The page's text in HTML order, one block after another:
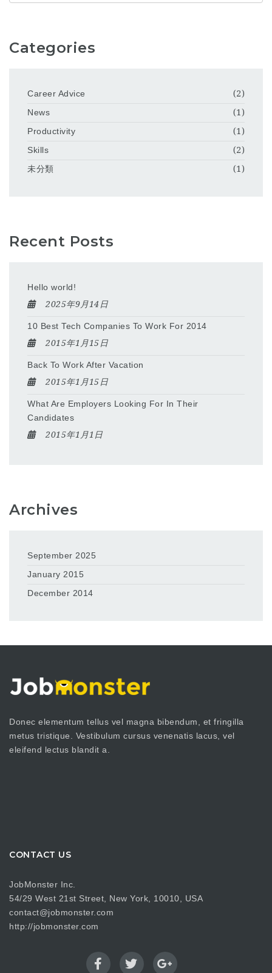
Categories
Career Advice
(2)
News
(1)
Productivity
(1)
Skills
(2)
未分類
(1)
Recent Posts
Hello world!
2025年9月14日
10 Best Tech Companies To Work For 2014
2015年1月15日
Back To Work After Vacation
2015年1月15日
What Are Employers Looking For In Their
Candidates
2015年1月1日
Archives
September 2025
January 2015
December 2014
Donec elementum tellus vel magna bibendum, et fringilla
metus tristique. Vestibulum cursus venenatis lacus, vel
eleifend lectus blandit a.
CONTACT US
JobMonster Inc.
54/29 West 21st Street, New York, 10010, USA
contact@jobmonster.com
http://jobmonster.com